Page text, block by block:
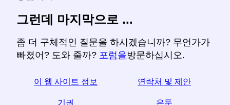
그런데 마지막으로 ...
좀 더 구체적인 질문을 하시겠습니까? 무언가가
빠졌어? 도와 줄까? 포럼을방문하십시오.
이 웹 사이트 정보 연락처 및 제안
기권 은둔